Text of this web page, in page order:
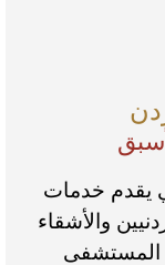
يقدم خدمات
والأشقاء
المستشفى